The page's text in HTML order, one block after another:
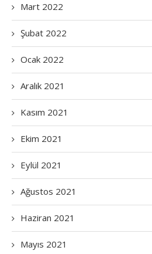
Mart 2022
Şubat 2022
Ocak 2022
Aralık 2021
Kasım 2021
Ekim 2021
Eylül 2021
Ağustos 2021
Haziran 2021
Mayıs 2021